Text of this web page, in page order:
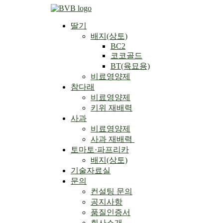
딸기
배지(상토)
BC2
코코골드
BT(육묘용)
비료영양제
참다래
비료영양제
키위 재배력
사과
비료영양제
사과 재배력 ​
토마토·파프리카
배지(상토)
기술자료실
문의
컨설팅 문의
공지사항
품질인증서